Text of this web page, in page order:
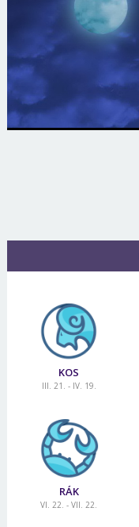
KOS
III. 21. - IV. 19.
RÁK
VI. 22. - VII. 22.